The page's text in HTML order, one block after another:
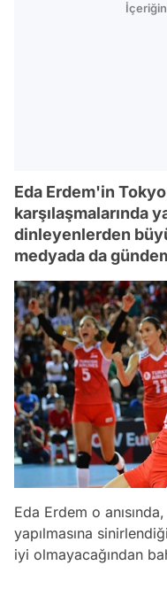
İçeriğin
Eda Erdem'in
karşılaşmalarında
dinleyenlerden
medyada da
Eda Erdem o
yapılmasına
iyi olmayacağından